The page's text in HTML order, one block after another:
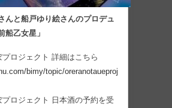
んと船戸ゆり絵さんのプロデュ
船乙女星」
ロジェクト 詳細はこちら
bimy/topic/oreranotaueproj
ロジェクト 日本酒の予約を受